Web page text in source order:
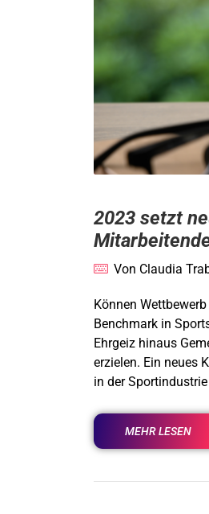
2023 setzt
Von Claudia
Können
Benchmark in
Ehrgeiz hinaus
erzielen. Ein neues
in der
MEHR LESEN